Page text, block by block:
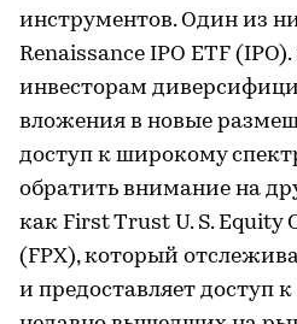
инструментов. Один из
Renaissance IPO ETF
инвесторам
вложения в новые
доступ к широкому
обратить внимание на
как First Trust U. S. Equity
(FPX), который
и предоставляет доступ